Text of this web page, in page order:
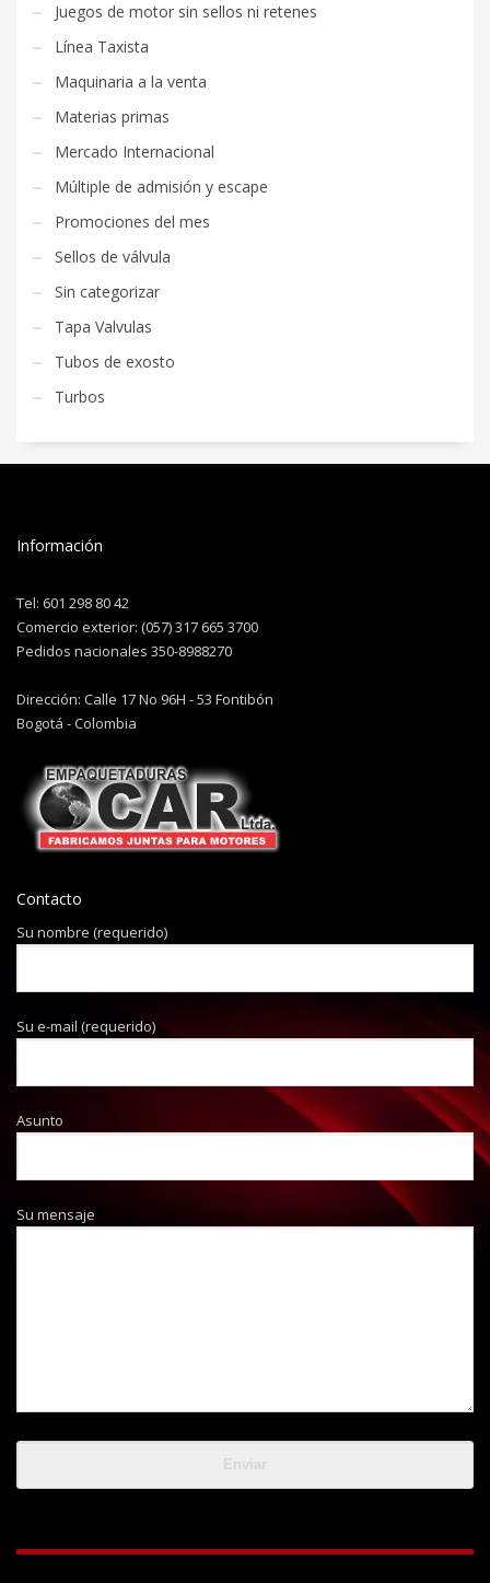
Juegos de motor sin sellos ni retenes
Línea Taxista
Maquinaria a la venta
Materias primas
Mercado Internacional
Múltiple de admisión y escape
Promociones del mes
Sellos de válvula
Sin categorizar
Tapa Valvulas
Tubos de exosto
Turbos
Información
Tel: 601 298 80 42
Comercio exterior: (057) 317 665 3700
Pedidos nacionales 350-8988270
Dirección: Calle 17 No 96H - 53 Fontibón
Bogotá - Colombia
Contacto
Su nombre (requerido)
Su e-mail (requerido)
Asunto
Su mensaje